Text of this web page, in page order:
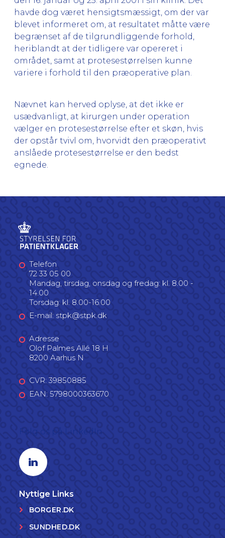
havde dog været hensigtsmæssigt, om der var
blevet informeret om, at resultatet måtte være
begrænset af de tilgrundliggende forhold,
heriblandt at der tidligere var opereret i
området, samt at protesestørrelsen kunne
variere i forhold til den præoperative plan.
Nævnet kan herved oplyse, at det ikke er
usædvanligt, at kirurgen under operation
vælger en protesestørrelse efter et skøn, hvis
der opstår tvivl om, hvorvidt den præoperativt
anslåede protesestørrelse er den bedst
egnede.
Telefon
72 33 05 00
Mandag, tirsdag, onsdag og fredag: kl. 8.00 -
14.00
Torsdag: kl. 8.00-16.00
E-mail: stpk@stpk.dk
Adresse
Olof Palmes Allé 18 H
8200 Aarhus N
CVR: 39850885
EAN: 5798000363670
Linkedin profil
Nyttige Links
BORGER.DK
SUNDHED.DK